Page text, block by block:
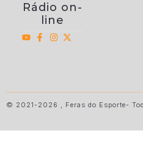
Rádio on-
line
© 2021-2026 , Feras do Esporte-